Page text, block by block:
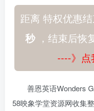
距离 特权优惠
秒，结束后恢
----》
善恩英语Wonders
58映象学堂资源网收集整